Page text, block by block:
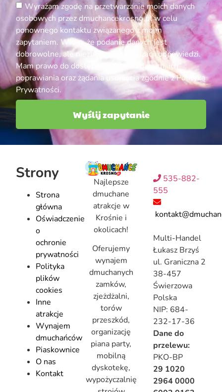
Wyrażam zgodę na przetwarzanie moich danych
osobowych przez dmuchancekrosno.pl w celu
ponownego kontaktu związanego z moim
zapytaniem. Wiem, że podanie danych jest
dobrowolne, ale niezbędne do realizacji odpowiedzi.
Mam prawo do dostępu do swoich danych, ich
poprawiania oraz żądania usunięcia zgodnie z Polityką
Prywatności.
Wyślij zapytanie
Strony
Strona
główna
Oświadczenie
o
ochronie
prywatności
Polityka
plików
cookies
Inne
atrakcje
Wynajem
dmuchańców
Piaskownice
O nas
Kontakt
Najlepsze
dmuchane
atrakcje w
Krośnie i
okolicach!
Oferujemy
wynajem
dmuchanych
zamków,
zjeżdżalni,
torów
przeszkód,
organizację
piana party,
mobilną
dyskotekę,
wypożyczalnię
535-882-
555
Multi-Handel
Łukasz Brzyś
ul. Graniczna 2
38-457
Świerzowa
Polska
NIP: 684-
232-17-36
Dane do
przelewu:
PKO-BP
29 1020
2964 0000